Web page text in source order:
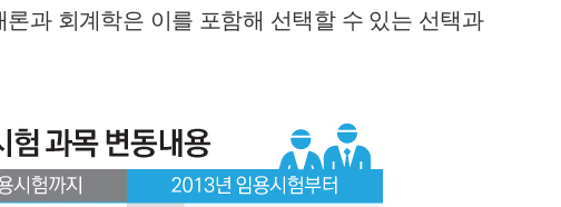
과 회계학은 이를 포함해 선택할 수 있는 선택과